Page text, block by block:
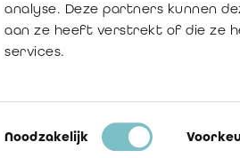
analyse. Deze partners kunnen
aan ze heeft verstrekt of die ze
services.
Toestemmingsselectie
Noodzakelijk
La valeur ajoutée du